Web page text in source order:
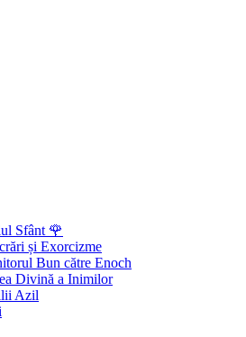
Sfânt 🌹
și Exorcizme
Bun către Enoch
Divină a Inimilor
Azil